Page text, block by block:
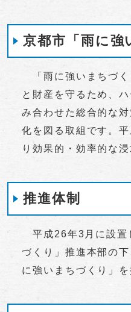
京都市「雨に強
「雨に強いまちづく
と財産を守るため、
み合わせた総合的な
化を図る取組です。
り効果的・効率的な
推進体制
平成26年3月に設置
づくり」推進本部の
に強いまちづくり」を